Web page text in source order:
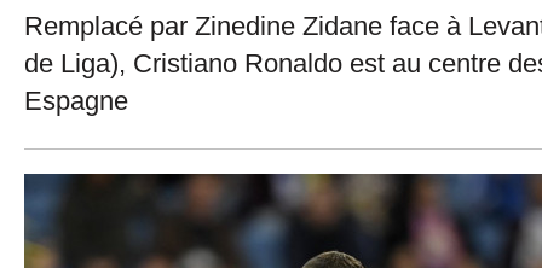
Remplacé par Zinedine Zidane face à
de Liga), Cristiano Ronaldo est au centre
Espagne